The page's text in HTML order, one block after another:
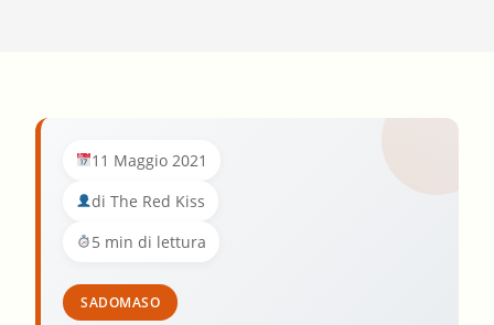
11 Maggio 2021
di The Red Kiss
5 min di lettura
SADOMASO